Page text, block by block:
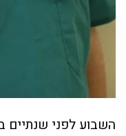
השבוע לפני שנתיים